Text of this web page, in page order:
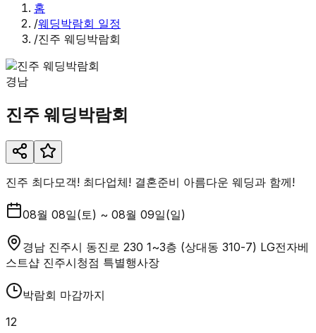
홈
/웨딩박람회 일정
/진주 웨딩박람회
경남
진주 웨딩박람회
진주 최다모객! 최다업체! 결혼준비 아름다운 웨딩과 함께!
08월 08일(토) ~ 08월 09일(일)
경남 진주시 동진로 230 1~3층 (상대동 310-7) LG전자베
스트샵 진주시청점 특별행사장
박람회 마감까지
12